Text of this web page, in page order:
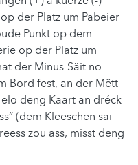
der Platz um Pabeier
Punkt op dem
op der Platz um
der Minus-Säit no
Bord fest, an der Mëtt
deng Kaart an dréck
(dem Kleeschen säi
zou ass, misst deng